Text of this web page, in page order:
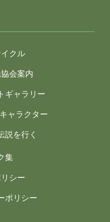
クル
会案内
ギャラリー
ャラクター
説を行く
集
シー
ポリシー